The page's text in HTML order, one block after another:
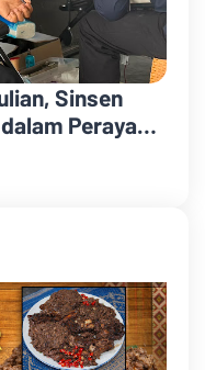
Sinsen
Perayaan